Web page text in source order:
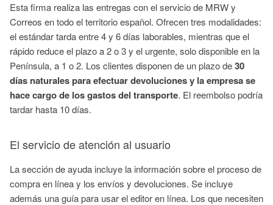
Esta firma realiza las entregas con el servicio de MRW y
Correos en todo el territorio español. Ofrecen tres modalidades:
el estándar tarda entre 4 y 6 días laborables, mientras que el
rápido reduce el plazo a 2 o 3 y el urgente, solo disponible en la
Península, a 1 o 2. Los clientes disponen de un plazo de30
días naturales para efectuar devoluciones y la empresa se
hace cargo de los gastos del transporte. El reembolso podría
tardar hasta 10 días.
El servicio de atención al usuario
La sección de ayuda incluye la información sobre el proceso de
compra en línea y los envíos y devoluciones. Se incluye
además una guía para usar el editor en línea. Los que necesiten